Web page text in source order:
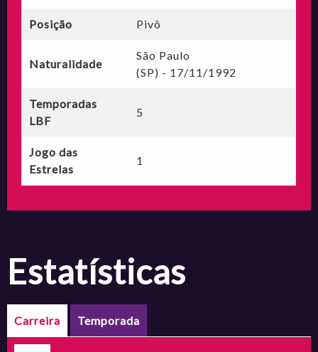
Posição Pivô
Naturalidade
São Paulo
(SP) - 17/11/1992
Temporadas
LBF
5
Jogo das
Estrelas
1
estatísticas
Carreira Temporada